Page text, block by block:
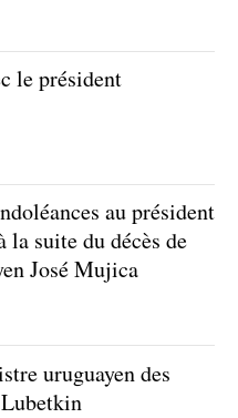
le président
au président
la suite du décès de
José Mujica
uruguayen des